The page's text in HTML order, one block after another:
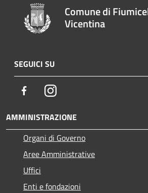
Comune di
Vicentina
SEGUICI SU
FacebookInstagram
AMMINISTRAZIONE
Organi di Governo
Aree Amministrative
Uffici
Enti e fondazioni